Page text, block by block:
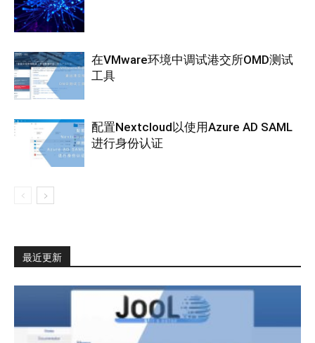
在VMware环境中调试港交所OMD测试
工具
配置Nextcloud以使用Azure AD SAML
进行身份认证
最近更新